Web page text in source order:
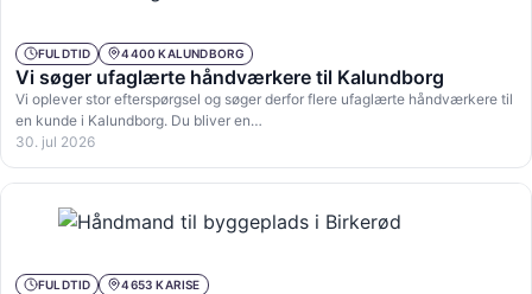
FULDTID 4400 KALUNDBORG
Vi søger ufaglærte håndværkere til Kalundborg
Vi oplever stor efterspørgsel og søger derfor flere ufaglærte håndværkere til
en kunde i Kalundborg. Du bliver en…
30. jul 2026
FULDTID 4653 KARISE